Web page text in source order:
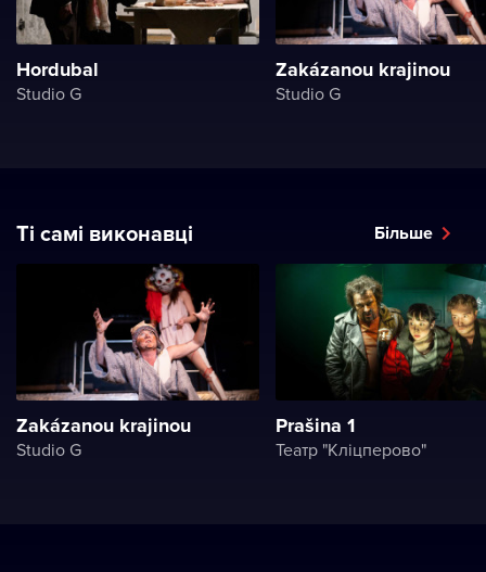
Hordubal
Studio G
Zakázanou krajinou
Studio G
Ті самі виконавці Більше
Zakázanou krajinou
Studio G
Prašina 1
Театр "Кліцперово"